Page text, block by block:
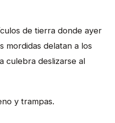
de tierra donde ayer
mordidas delatan a los
culebra deslizarse al
y trampas.